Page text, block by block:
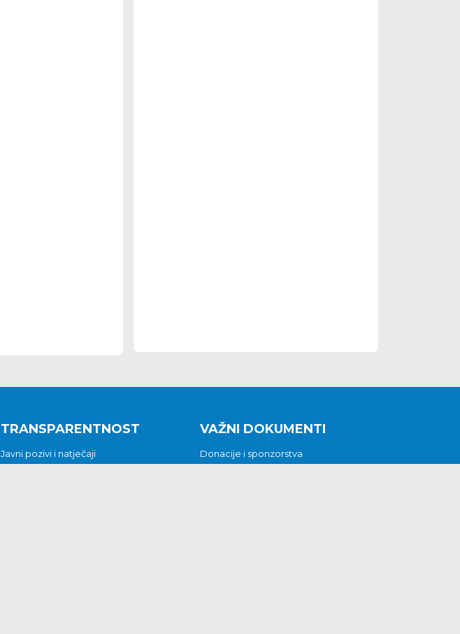
TRANSPARENTNOST
Javni pozivi i natječaji
VAŽNI DOKUMENTI
Donacije i sponzorstva